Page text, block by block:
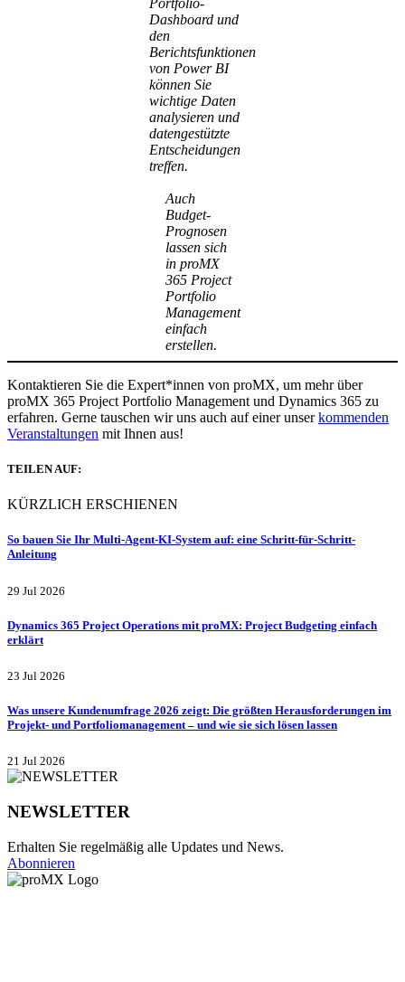
Dashboard und
den
Berichtsfunktionen
von Power BI
können Sie
wichtige Daten
analysieren und
datengestützte
Entscheidungen
treffen.
Auch
Budget-
Prognosen
lassen sich
in proMX
365 Project
Portfolio
Management
einfach
erstellen.
Kontaktieren Sie die Expert*innen von proMX, um mehr über
proMX 365 Project Portfolio Management und Dynamics 365 zu
erfahren. Gerne tauschen wir uns auch auf einer unserkommenden
Veranstaltungen mit Ihnen aus!
TEILEN AUF:
KÜRZLICH ERSCHIENEN
So bauen Sie Ihr Multi-Agent-KI-System auf: eine Schritt-für-Schritt-
Anleitung
29 Jul 2026
Dynamics 365 Project Operations mit proMX: Project Budgeting einfach
erklärt
23 Jul 2026
Was unsere Kundenumfrage 2026 zeigt: Die größten Herausforderungen im
Projekt- und Portfoliomanagement – und wie sie sich lösen lassen
21 Jul 2026
NEWSLETTER
Erhalten Sie regelmäßig alle Updates und News.
Abonnieren